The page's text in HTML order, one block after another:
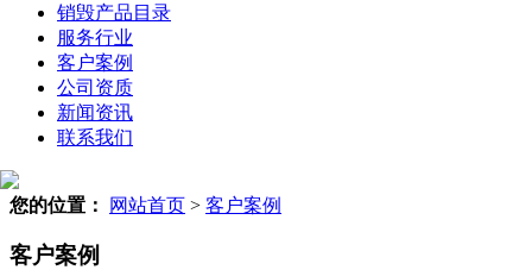
销毁产品目录
服务行业
客户案例
公司资质
新闻资讯
联系我们
您的位置： 网站首页 > 客户案例
客户案例